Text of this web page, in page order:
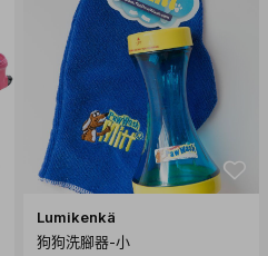
Lumikenkä
狗狗洗腳器-小